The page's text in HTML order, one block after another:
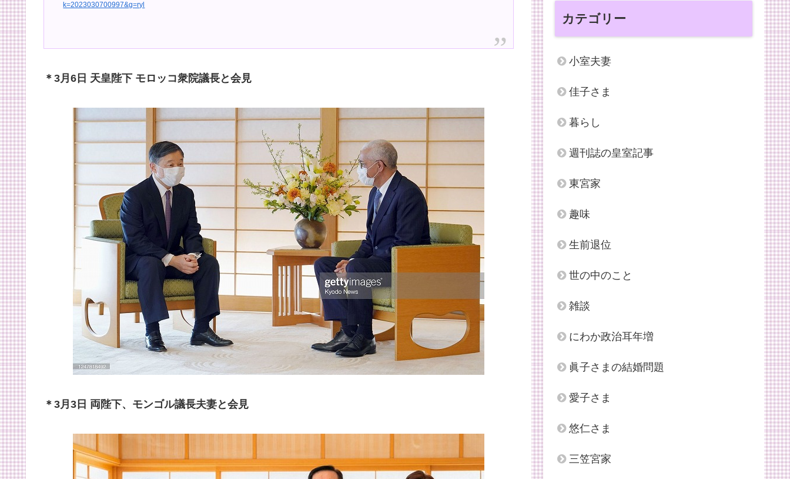
k=2023030700997&g=ryl
＊3月6日 天皇陛下 モロッコ衆院議長と会見
＊3月3日 両陛下、モンゴル議長夫妻と会見
カテゴリー
小室夫妻
佳子さま
暮らし
週刊誌の皇室記事
東宮家
趣味
生前退位
世の中のこと
雑談
にわか政治耳年増
眞子さまの結婚問題
愛子さま
悠仁さま
三笠宮家